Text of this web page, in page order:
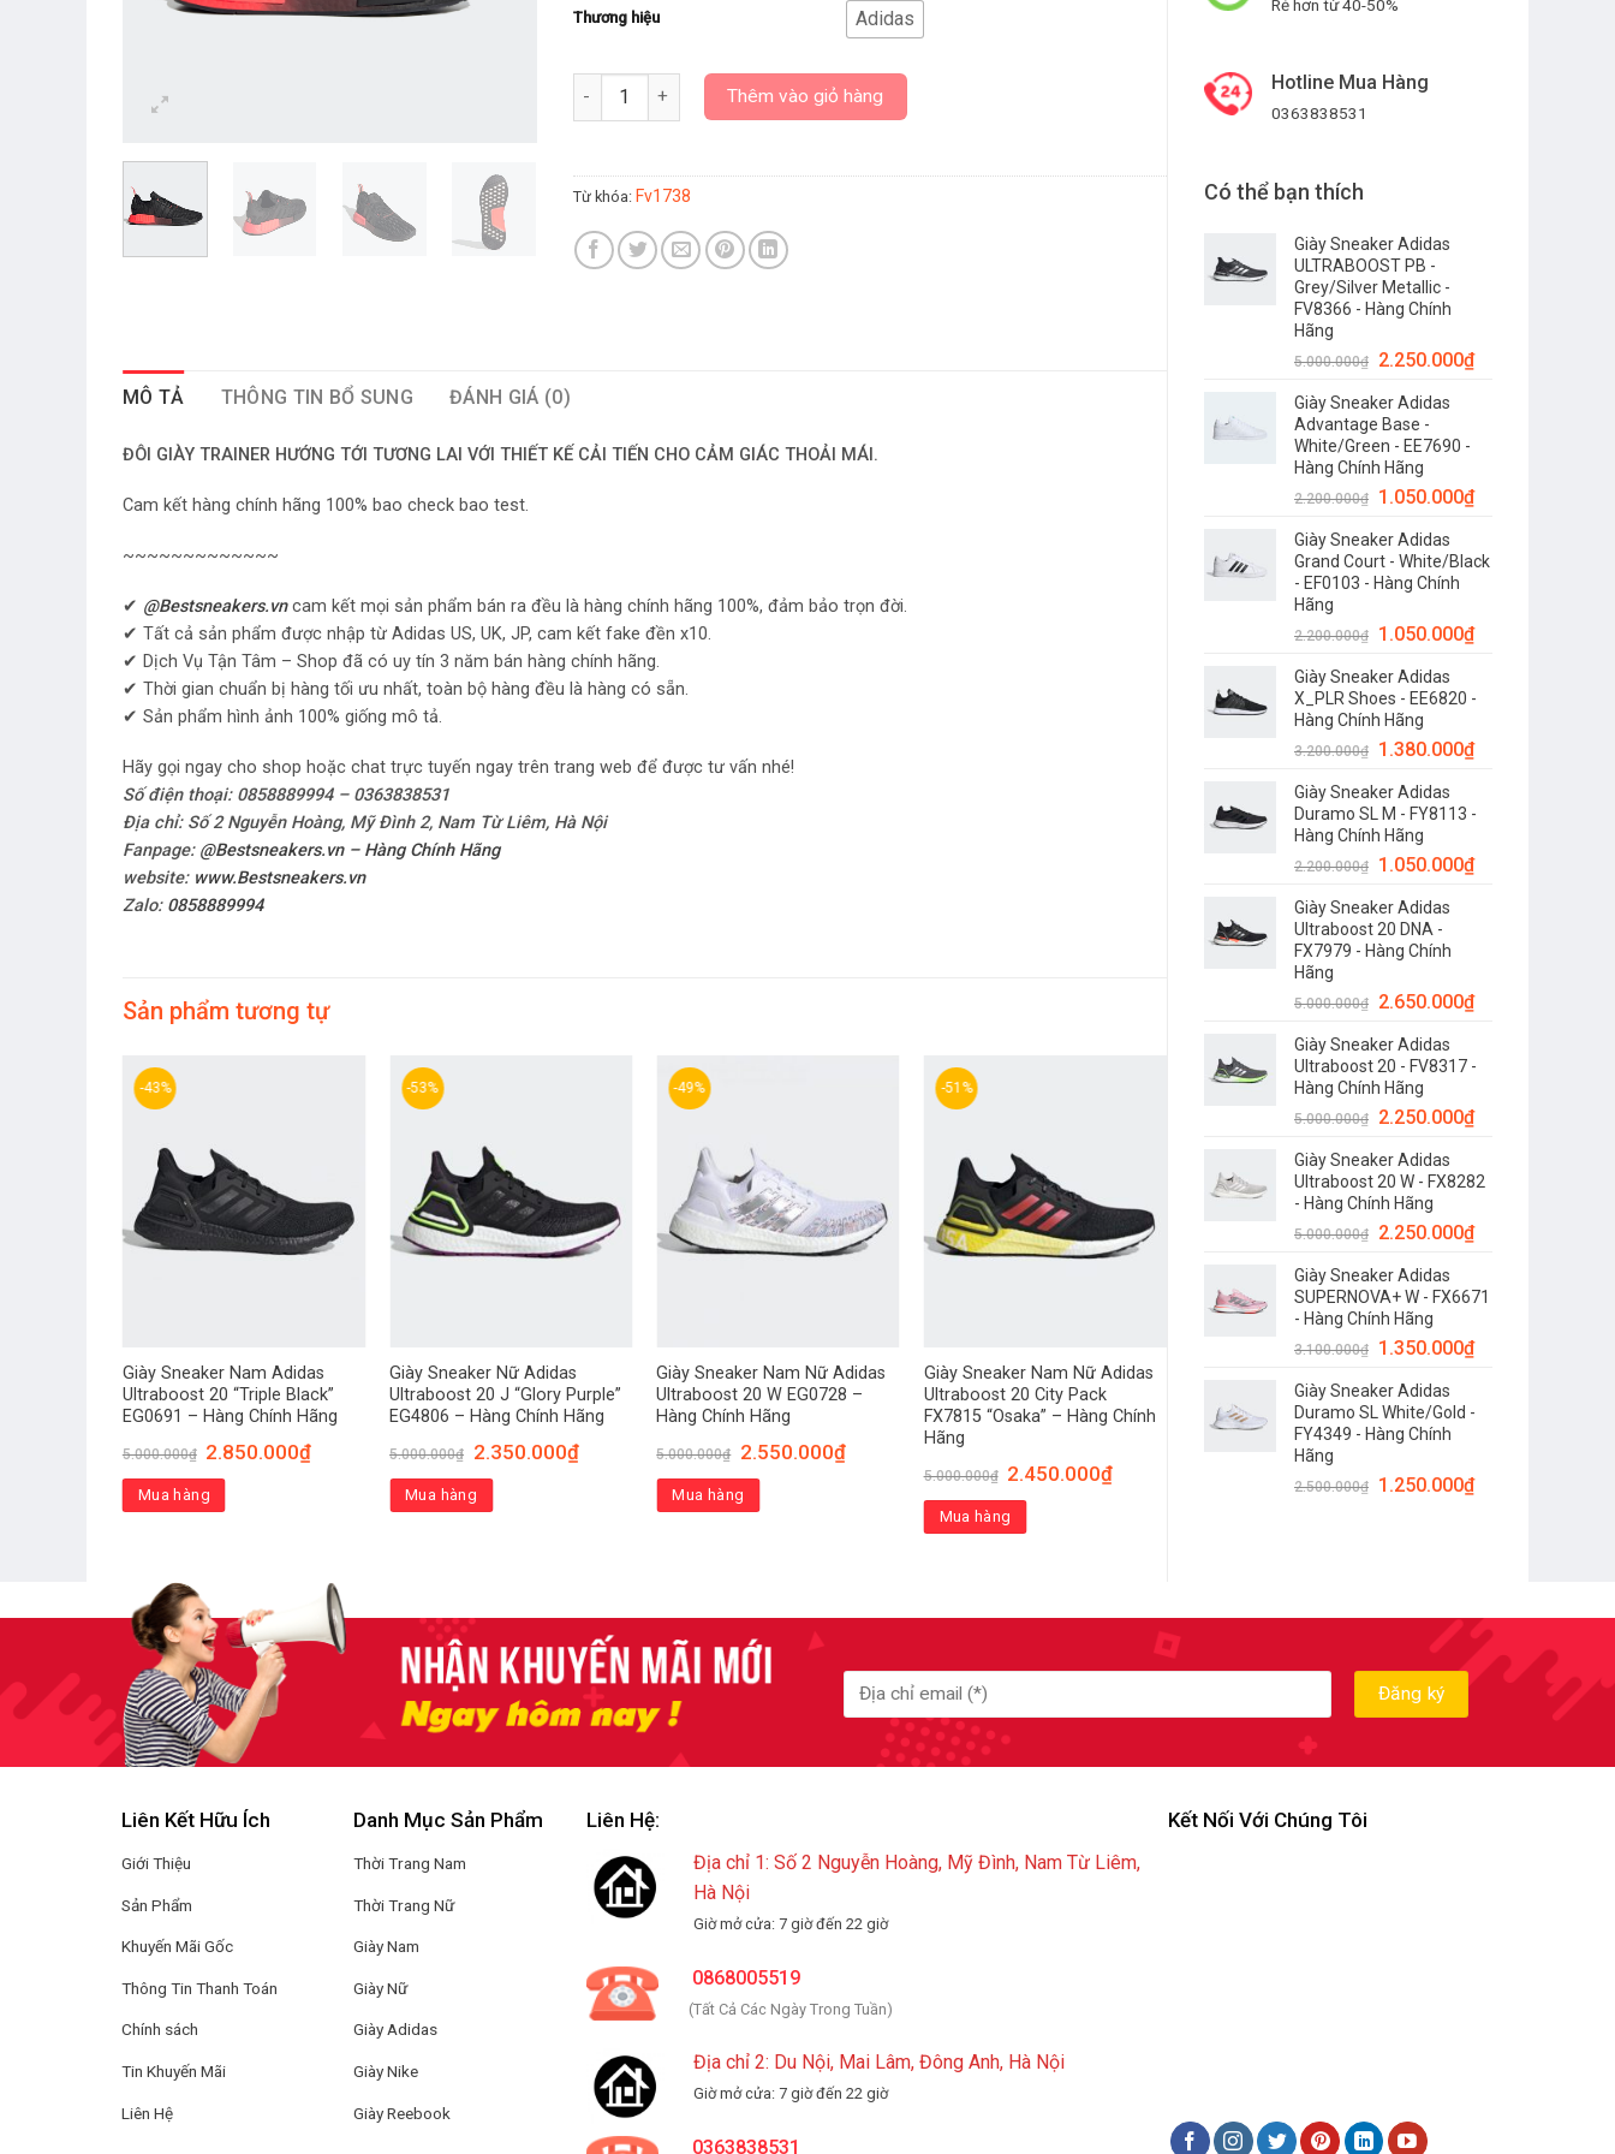
Rẻ hơn từ 40-50%
Hotline Mua Hàng
0363838531
Có thể bạn thích
Giày Sneaker Adidas
ULTRABOOST PB -
Grey/Silver Metallic -
FV8366 - Hàng Chính
Hãng
5.000.000₫ 2.250.000₫
Giày Sneaker Adidas
Advantage Base -
White/Green - EE7690 -
Hàng Chính Hãng
2.200.000₫ 1.050.000₫
Giày Sneaker Adidas
Grand Court - White/Black
- EF0103 - Hàng Chính
Hãng
2.200.000₫ 1.050.000₫
Giày Sneaker Adidas
X_PLR Shoes - EE6820 -
Hàng Chính Hãng
3.200.000₫ 1.380.000₫
Giày Sneaker Adidas
Duramo SL M - FY8113 -
Hàng Chính Hãng
2.200.000₫ 1.050.000₫
Giày Sneaker Adidas
Ultraboost 20 DNA -
FX7979 - Hàng Chính
Hãng
5.000.000₫ 2.650.000₫
Giày Sneaker Adidas
Ultraboost 20 - FV8317 -
Hàng Chính Hãng
5.000.000₫ 2.250.000₫
Giày Sneaker Adidas
Ultraboost 20 W - FX8282
- Hàng Chính Hãng
5.000.000₫ 2.250.000₫
Giày Sneaker Adidas
SUPERNOVA+ W - FX6671
- Hàng Chính Hãng
3.100.000₫ 1.350.000₫
Giày Sneaker Adidas
Duramo SL White/Gold -
FY4349 - Hàng Chính
Hãng
2.500.000₫ 1.250.000₫
Thương hiệu Adidas
Giày Sneaker Adidas Nmd_r1 "Signal Red" Fv1738 - Hàng Chính Hãng số lượng
Thêm vào giỏ hàng
Từ khóa: Fv1738
MÔ TẢ THÔNG TIN BỔ SUNG ĐÁNH GIÁ (0)
ĐÔI GIÀY TRAINER HƯỚNG TỚI TƯƠNG LAI VỚI THIẾT KẾ CẢI TIẾN CHO CẢM GIÁC THOẢI MÁI.
Cam kết hàng chính hãng 100% bao check bao test.
~~~~~~~~~~~~~
✔ @Bestsneakers.vncam kết mọi sản phẩm bán ra đều là hàng chính hãng 100%, đảm bảo trọn đời.
✔ Tất cả sản phẩm được nhập từ Adidas US, UK, JP, cam kết fake đền x10.
✔ Dịch Vụ Tận Tâm – Shop đã có uy tín 3 năm bán hàng chính hãng.
✔ Thời gian chuẩn bị hàng tối ưu nhất, toàn bộ hàng đều là hàng có sẵn.
✔ Sản phẩm hình ảnh 100% giống mô tả.
Hãy gọi ngay cho shop hoặc chat trực tuyến ngay trên trang web để được tư vấn nhé!
Số điện thoại: 0858889994 – 0363838531
Địa chỉ: Số 2 Nguyễn Hoàng, Mỹ Đình 2, Nam Từ Liêm, Hà Nội
Fanpage: @Bestsneakers.vn – Hàng Chính Hãng
website: www.Bestsneakers.vn
Zalo: 0858889994
Sản phẩm tương tự
-43%
Giày Sneaker Nam Adidas
Ultraboost 20 “Triple Black”
EG0691 – Hàng Chính Hãng
5.000.000₫ 2.850.000₫
Mua hàng
-53%
Giày Sneaker Nữ Adidas
Ultraboost 20 J “Glory Purple”
EG4806 – Hàng Chính Hãng
5.000.000₫ 2.350.000₫
Mua hàng
-49%
Giày Sneaker Nam Nữ Adidas
Ultraboost 20 W EG0728 –
Hàng Chính Hãng
5.000.000₫ 2.550.000₫
Mua hàng
-51%
Giày Sneaker Nam Nữ Adidas
Ultraboost 20 City Pack
FX7815 “Osaka” – Hàng Chính
Hãng
5.000.000₫ 2.450.000₫
Mua hàng
Liên Kết Hữu Ích
Giới Thiệu
Sản Phẩm
Khuyến Mãi Gốc
Thông Tin Thanh Toán
Chính sách
Tin Khuyến Mãi
Liên Hệ
Danh Mục Sản Phẩm
Thời Trang Nam
Thời Trang Nữ
Giày Nam
Giày Nữ
Giày Adidas
Giày Nike
Giày Reebook
Liên Hệ:
Địa chỉ 1: Số 2 Nguyễn Hoàng, Mỹ Đình, Nam Từ Liêm,
Hà Nội
Giờ mở cửa: 7 giờ đến 22 giờ
0868005519
(Tất Cả Các Ngày Trong Tuần)
Địa chỉ 2: Du Nội, Mai Lâm, Đông Anh, Hà Nội
Giờ mở cửa: 7 giờ đến 22 giờ
0363838531
Kết Nối Với Chúng Tôi